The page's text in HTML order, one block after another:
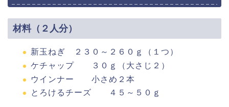
材料（２人分）
新玉ねぎ ２３０～２６０ｇ（１つ）
ケチャップ ３０ｇ（大さじ２）
ウインナー 小さめ２本
とろけるチーズ ４５～５０ｇ